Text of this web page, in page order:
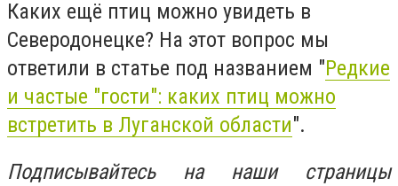
Каких ещё птиц можно увидеть в
Северодонецке? На этот вопрос мы
ответили в статье под названием "Редкие
и частые "гости": каких птиц можно
встретить в Луганской области".
Подписывайтесь на наши страницы